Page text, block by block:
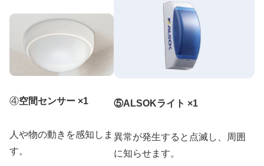
④空間センサー ×1
人や物の動きを感知しま
す。
⑤ALSOKライト ×1
異常が発生すると点滅し、周囲
に知らせます。